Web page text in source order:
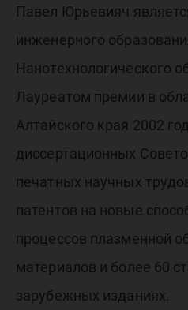
Павел Юрьевияч
инженерного
Нанотехнологического
Лауреатом премии в
Алтайского края 2002
диссертационных
печатных научных
патентов на новые
процессов плазменной
материалов и более 60
зарубежных изданиях.